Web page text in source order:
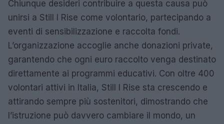
Chiunque desideri contribuire a questa causa può
unirsi a Still I Rise come volontario, partecipando a
eventi di sensibilizzazione e raccolta fondi.
L’organizzazione accoglie anche donazioni private,
garantendo che ogni euro raccolto venga destinato
direttamente ai programmi educativi. Con oltre 400
volontari attivi in Italia, Still I Rise sta crescendo e
attirando sempre più sostenitori, dimostrando che
l’istruzione può davvero cambiare il mondo, un